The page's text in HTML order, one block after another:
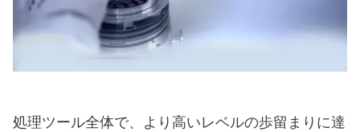
処理ツール全体で、より高いレベルの歩留まりに達